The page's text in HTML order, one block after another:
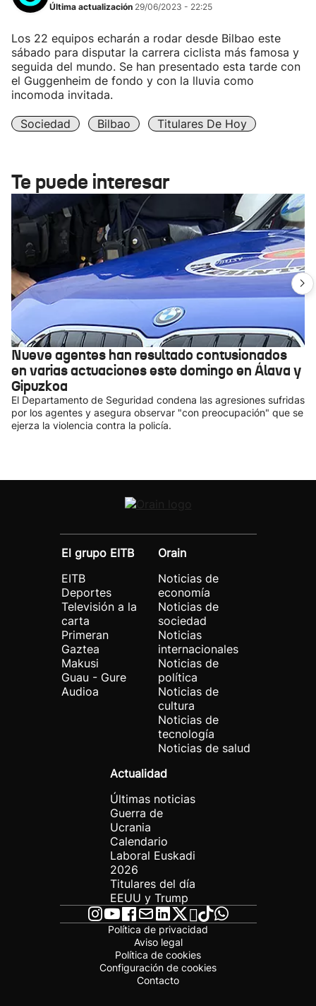
Última actualización 29/06/2023 - 22:25
Los 22 equipos echarán a rodar desde Bilbao este
sábado para disputar la carrera ciclista más famosa y
seguida del mundo. Se han presentado esta tarde con
el Guggenheim de fondo y con la lluvia como
incomoda invitada.
Sociedad Bilbao Titulares De Hoy
Te puede interesar
Nueve agentes han resultado contusionados
en varias actuaciones este domingo en Álava y
Gipuzkoa
El Departamento de Seguridad condena las agresiones sufridas
por los agentes y asegura observar "con preocupación" que se
ejerza la violencia contra la policía.
El grupo EITB
EITB
Deportes
Televisión a la
carta
Primeran
Gaztea
Makusi
Guau - Gure
Audioa
Orain
Noticias de
economía
Noticias de
sociedad
Noticias
internacionales
Noticias de
política
Noticias de
cultura
Noticias de
tecnología
Noticias de salud
Actualidad
Últimas noticias
Guerra de
Ucrania
Calendario
Laboral Euskadi
2026
Titulares del día
EEUU y Trump
Política de privacidad
Aviso legal
Política de cookies
Configuración de cookies
Contacto